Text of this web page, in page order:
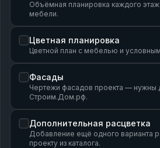
Объёмная планировка каждого
мебели.
Цветная планировка
Цветной план с мебелью и
Фасады
Чертежи фасадов проекта — нужны
Строим.Дом.рф.
Дополнительная расцветка
Добавление ещё одного варианта
проекту из каталога.